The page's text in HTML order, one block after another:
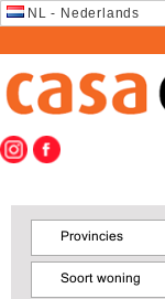
NL - Nederlands
Provincies
Soort woning